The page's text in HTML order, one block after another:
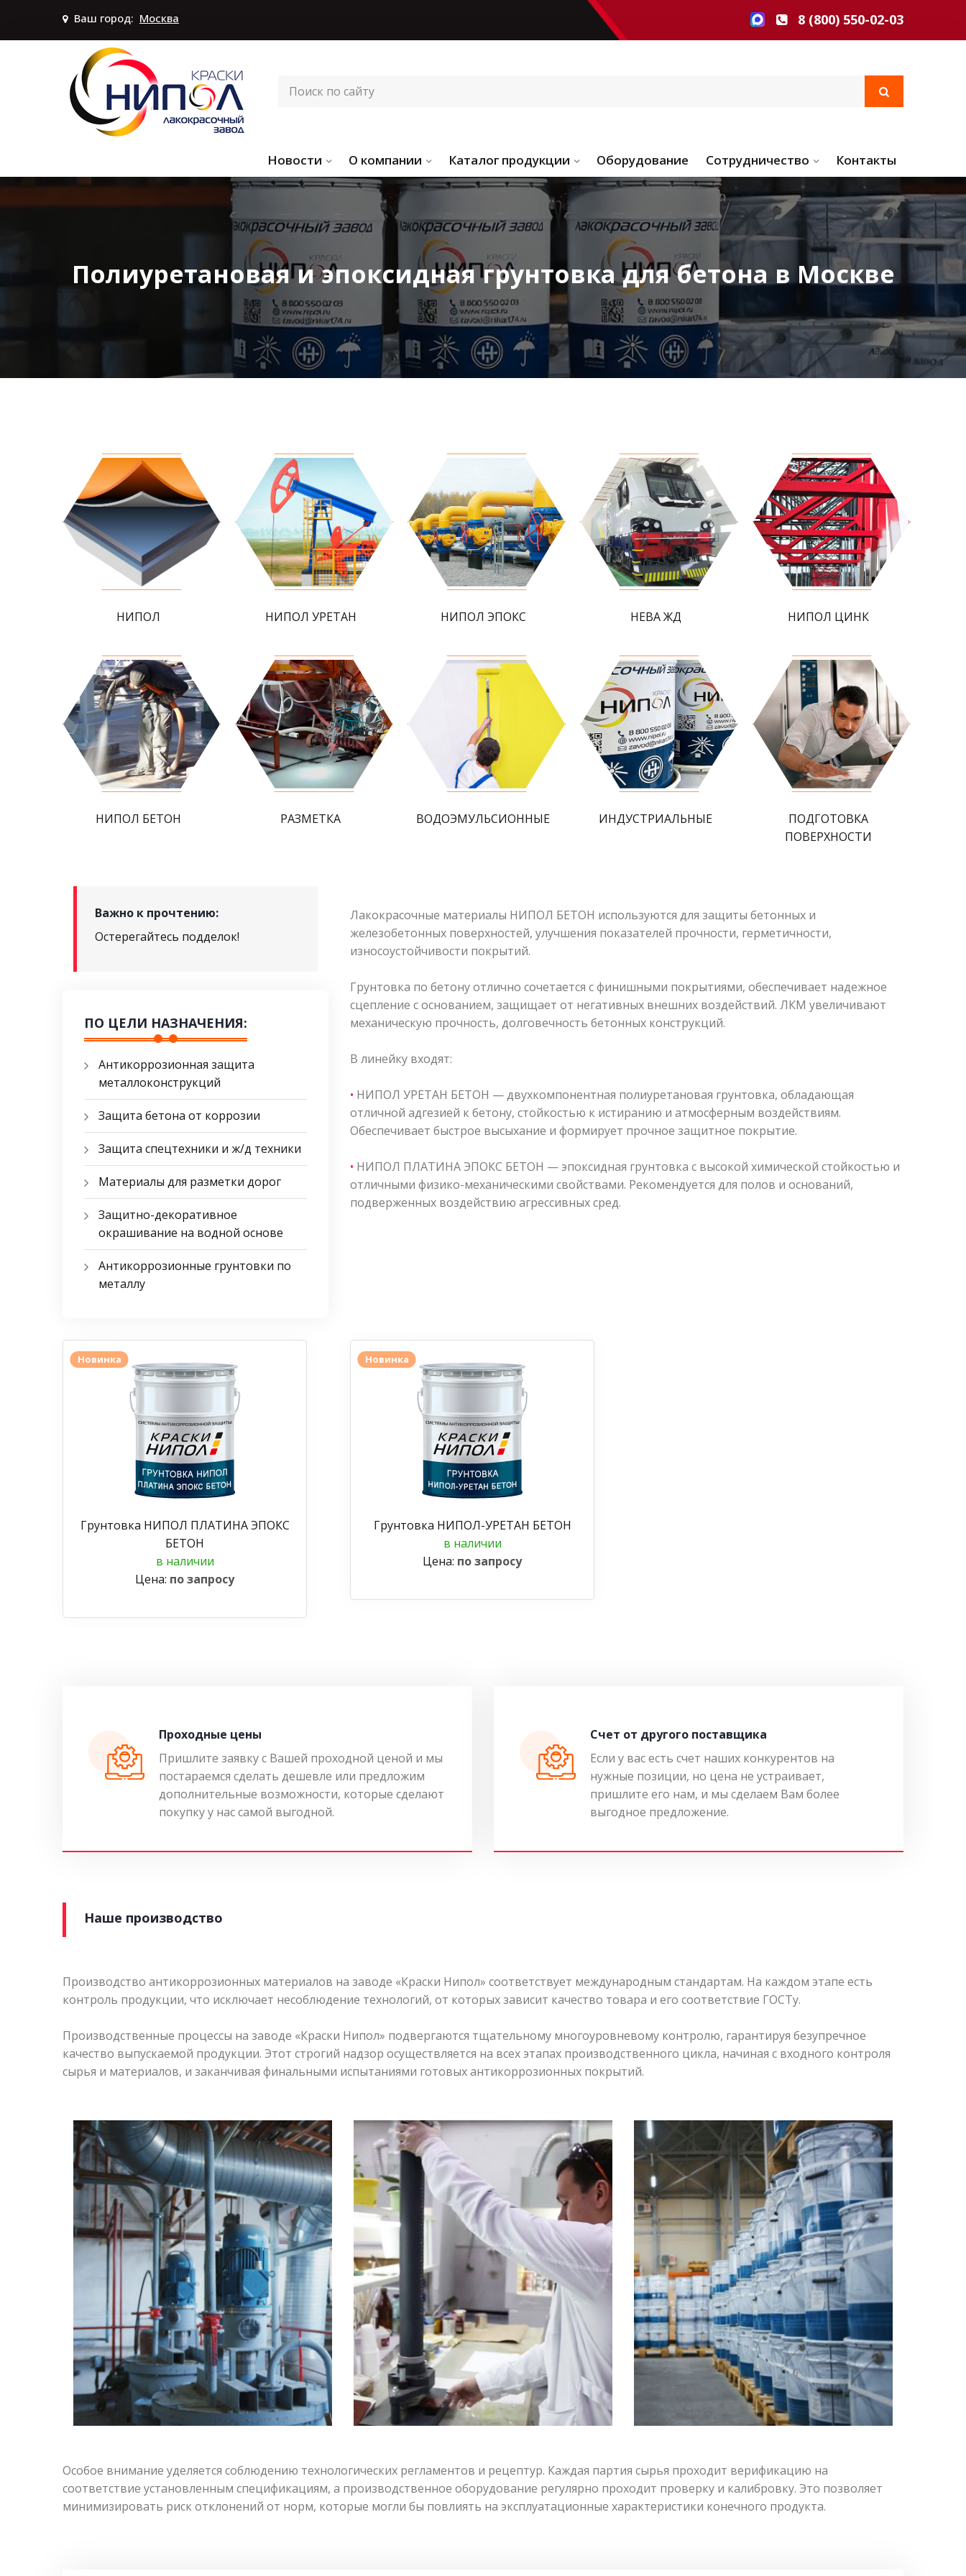
Ваш город: Москва 8 (800) 550-02-03
Новости О компании Каталог продукции Оборудование Сотрудничество Контакты
Полиуретановая и эпоксидная грунтовка для бетона в Москве
НИПОЛ НИПОЛ УРЕТАН НИПОЛ ЭПОКС НЕВА ЖД НИПОЛ ЦИНК
НИПОЛ БЕТОН РАЗМЕТКА ВОДОЭМУЛЬСИОННЫЕ ИНДУСТРИАЛЬНЫЕ
ПОДГОТОВКА
ПОВЕРХНОСТИ
Важно к прочтению:
Остерегайтесь подделок!
ПО ЦЕЛИ НАЗНАЧЕНИЯ:
Антикоррозионная защита
металлоконструкций
Защита бетона от коррозии
Защита спецтехники и ж/д техники
Материалы для разметки дорог
Защитно-декоративное
окрашивание на водной основе
Антикоррозионные грунтовки по
металлу
Лакокрасочные материалы НИПОЛ БЕТОН используются для защиты бетонных и
железобетонных поверхностей, улучшения показателей прочности, герметичности,
износоустойчивости покрытий.
Грунтовка по бетону отлично сочетается с финишными покрытиями, обеспечивает надежное
сцепление с основанием, защищает от негативных внешних воздействий. ЛКМ увеличивают
механическую прочность, долговечность бетонных конструкций.
В линейку входят:
• НИПОЛ УРЕТАН БЕТОН — двухкомпонентная полиуретановая грунтовка, обладающая
отличной адгезией к бетону, стойкостью к истиранию и атмосферным воздействиям.
Обеспечивает быстрое высыхание и формирует прочное защитное покрытие.
• НИПОЛ ПЛАТИНА ЭПОКС БЕТОН — эпоксидная грунтовка с высокой химической стойкостью и
отличными физико-механическими свойствами. Рекомендуется для полов и оснований,
подверженных воздействию агрессивных сред.
Новинка
Грунтовка НИПОЛ ПЛАТИНА ЭПОКС
БЕТОН
в наличии
Цена: по запросу
Новинка
Грунтовка НИПОЛ-УРЕТАН БЕТОН
в наличии
Цена: по запросу
Проходные цены
Пришлите заявку с Вашей проходной ценой и мы
постараемся сделать дешевле или предложим
дополнительные возможности, которые сделают
покупку у нас самой выгодной.
Cчет от другого поставщика
Если у вас есть счет наших конкурентов на
нужные позиции, но цена не устраивает,
пришлите его нам, и мы сделаем Вам более
выгодное предложение.
Наше производство
Производство антикоррозионных материалов на заводе «Краски Нипол» соответствует международным стандартам. На каждом этапе есть
контроль продукции, что исключает несоблюдение технологий, от которых зависит качество товара и его соответствие ГОСТу.
Производственные процессы на заводе «Краски Нипол» подвергаются тщательному многоуровневому контролю, гарантируя безупречное
качество выпускаемой продукции. Этот строгий надзор осуществляется на всех этапах производственного цикла, начиная с входного контроля
сырья и материалов, и заканчивая финальными испытаниями готовых антикоррозионных покрытий.
Особое внимание уделяется соблюдению технологических регламентов и рецептур. Каждая партия сырья проходит верификацию на
соответствие установленным спецификациям, а производственное оборудование регулярно проходит проверку и калибровку. Это позволяет
минимизировать риск отклонений от норм, которые могли бы повлиять на эксплуатационные характеристики конечного продукта.